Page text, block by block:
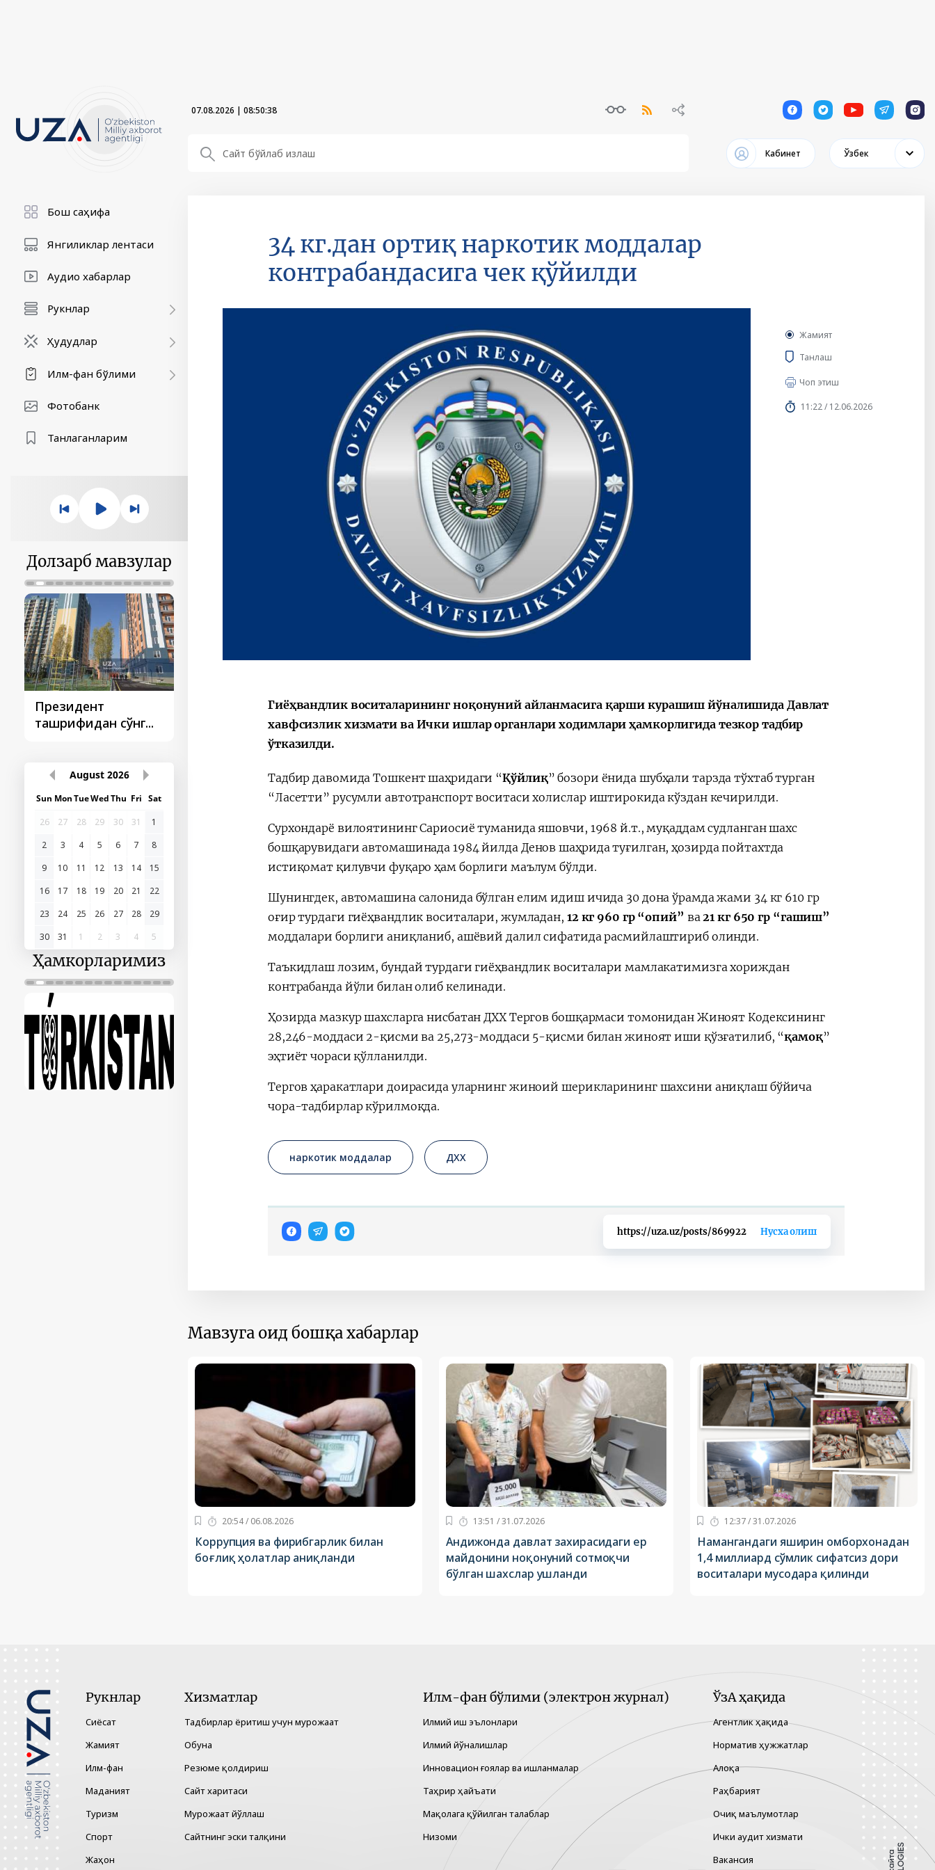
07.08.2026 | 08:50:39 1 1 1 1 1
Кабинет Ўзбек
Бош саҳифа
Янгиликлар лентаси
Аудио хабарлар
Рукнлар
Ҳудудлар
Илм-фан бўлими
Фотобанк
Танлаганларим
Долзарб мавзулар
Президент
ташрифидан сўнг...
ташрифлари
Қарор ва ижро
“Ўзбекистон – 2030”
стратегияси
Президент Шавкат
Мирзиёев
видеоселектор
йиғилишлари
August 2026
Sun MonTueWedThu Fri Sat
26
27 28 29 30 31
1
2
3 4 5 6 7
8
9
10 11 12 13 14
15
16
17 18 19 20 21
22
23
24 25 26 27 28
29
30
31 1 2 3 4 5
Ҳамкорларимиз
34 кг.дан ортиқ наркотик моддалар
контрабандасига чек қўйилди
Жамият
Танлаш
Чоп этиш
11:22 / 12.06.2026
Гиёҳвандлик воситаларининг ноқонуний айланмасига қарши курашиш йўналишида Давлат
хавфсизлик хизмати ва Ички ишлар органлари ходимлари ҳамкорлигида тезкор тадбир
ўтказилди.
Тадбир давомида Тошкент шаҳридаги “Қўйлиқ” бозори ёнида шубҳали тарзда тўхтаб турган
“Ласетти” русумли автотранспорт воситаси холислар иштирокида кўздан кечирилди.
Сурхондарё вилоятининг Сариосиё туманида яшовчи, 1968 й.т., муқаддам судланган шахс
бошқарувидаги автомашинада 1984 йилда Денов шаҳрида туғилган, ҳозирда пойтахтда
истиқомат қилувчи фуқаро ҳам борлиги маълум бўлди.
Шунингдек, автомашина салонида бўлган елим идиш ичида 30 дона ўрамда жами 34 кг 610 гр
оғир турдаги гиёҳвандлик воситалари, жумладан, 12 кг 960 гр “опий” ва21 кг 650 гр “гашиш”
моддалари борлиги аниқланиб, ашёвий далил сифатида расмийлаштириб олинди.
Таъкидлаш лозим, бундай турдаги гиёҳвандлик воситалари мамлакатимизга хориждан
контрабанда йўли билан олиб келинади.
Ҳозирда мазкур шахсларга нисбатан ДХХ Тергов бошқармаси томонидан Жиноят Кодексининг
28,246-моддаси 2-қисми ва 25,273-моддаси 5-қисми билан жиноят иши қўзғатилиб, “қамоқ”
эҳтиёт чораси қўлланилди.
Тергов ҳаракатлари доирасида уларнинг жиноий шерикларининг шахсини аниқлаш бўйича
чора-тадбирлар кўрилмоқда.
наркотик моддалар ДХХ
https://uza.uz/posts/869922 Нусха олиш
Мавзуга оид бошқа хабарлар
20:54 / 06.08.2026
Коррупция ва фирибгарлик билан
боғлиқ ҳолатлар аниқланди
13:51 / 31.07.2026
Андижонда давлат захирасидаги ер
майдонини ноқонуний сотмоқчи
бўлган шахслар ушланди
12:37 / 31.07.2026
Намангандаги яширин омборхонадан
1,4 миллиард сўмлик сифатсиз дори
воситалари мусодара қилинди
Рукнлар
Сиёсат
Жамият
Илм-фан
Маданият
Туризм
Спорт
Жаҳон
Хизматлар
Тадбирлар ёритиш учун мурожаат
Обуна
Резюме қолдириш
Сайт харитаси
Мурожаат йўллаш
Сайтнинг эски талқини
Илм-фан бўлими (электрон журнал)
Илмий иш эълонлари
Илмий йўналишлар
Инновацион ғоялар ва ишланмалар
Таҳрир ҳайъати
Мақолага қўйилган талаблар
Низоми
ЎзА ҳақида
Агентлик ҳақида
Норматив ҳужжатлар
Алоқа
Раҳбарият
Очиқ маълумотлар
Ички аудит хизмати
Вакансия